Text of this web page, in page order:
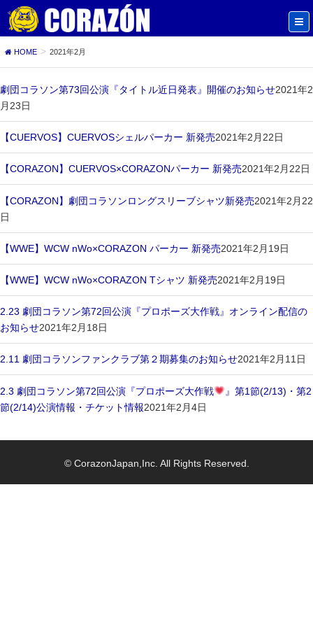
HOME 2021年2月
劇団コラソン第73回公演『タイトル近日発表』開催のお知らせ2021年2
月23日
【CUERVOS】CUERVOSシェルパーカー 新発売2021年2月22日
【CORAZON】CUERVOS×CORAZONパーカー 新発売2021年2月22日
【CORAZON】劇団コラソンロングスリーブシャツ新発売2021年2月22
日
【WWE】WCW nWo×CORAZON パーカー 新発売2021年2月19日
【WWE】WCW nWo×CORAZON Tシャツ 新発売2021年2月19日
2.23 劇団コラソン第72回公演『プロポーズ大作戦』オンライン配信の
お知らせ2021年2月18日
2.11 劇団コラソンファンクラブ第２期募集のお知らせ2021年2月11日
2.3 劇団コラソン第72回公演『プロポーズ大作戦
』第1節(2/13)・第2
節(2/14)公演情報・チケット情報2021年2月4日
© CorazonJapan,Inc. All Rights Reserved.